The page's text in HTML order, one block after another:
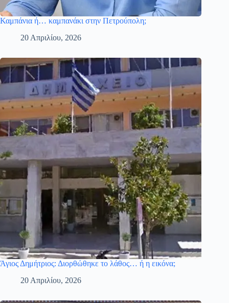
Καμπάνια ή… καμπανάκι στην Πετρούπολη;
20 Απριλίου, 2026
Άγιος Δημήτριος: Διορθώθηκε το λάθος… ή η εικόνα;
20 Απριλίου, 2026